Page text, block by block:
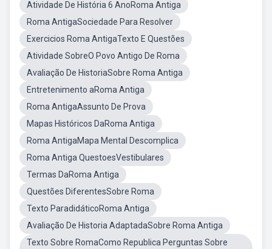
Atividade De História 6 AnoRoma Antiga
Roma AntigaSociedade Para Resolver
Exercicios Roma AntigaTexto E Questões
Atividade SobreO Povo Antigo De Roma
Avaliação De HistoriaSobre Roma Antiga
Entretenimento aRoma Antiga
Roma AntigaAssunto De Prova
Mapas Históricos DaRoma Antiga
Roma AntigaMapa Mental Descomplica
Roma Antiga QuestoesVestibulares
Termas DaRoma Antiga
Questões DiferentesSobre Roma
Texto ParadidáticoRoma Antiga
Avaliação De Historia AdaptadaSobre Roma Antiga
Texto Sobre RomaComo Republica Perguntas Sobre